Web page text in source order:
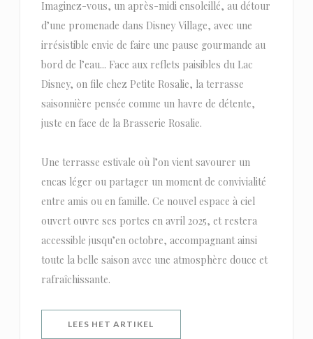
Imaginez-vous, un après-midi ensoleillé, au détour
d’une promenade dans Disney Village, avec une
irrésistible envie de faire une pause gourmande au
bord de l’eau... Face aux reflets paisibles du Lac
Disney, on file chez Petite Rosalie, la terrasse
saisonnière pensée comme un havre de détente,
juste en face de la Brasserie Rosalie.
Une terrasse estivale où l’on vient savourer un
encas léger ou partager un moment de convivialité
entre amis ou en famille. Ce nouvel espace à ciel
ouvert ouvre ses portes en avril 2025, et restera
accessible jusqu’en octobre, accompagnant ainsi
toute la belle saison avec une atmosphère douce et
rafraîchissante.
LEES HET ARTIKEL